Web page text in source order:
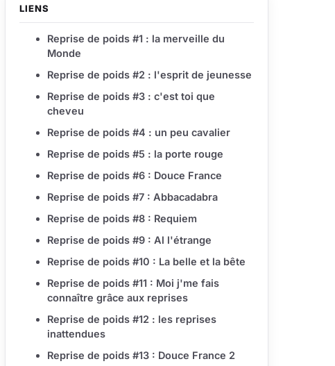
LIENS
Reprise de poids #1 : la merveille du
Monde
Reprise de poids #2 : l'esprit de jeunesse
Reprise de poids #3 : c'est toi que
cheveu
Reprise de poids #4 : un peu cavalier
Reprise de poids #5 : la porte rouge
Reprise de poids #6 : Douce France
Reprise de poids #7 : Abbacadabra
Reprise de poids #8 : Requiem
Reprise de poids #9 : Al l'étrange
Reprise de poids #10 : La belle et la bête
Reprise de poids #11 : Moi j'me fais
connaître grâce aux reprises
Reprise de poids #12 : les reprises
inattendues
Reprise de poids #13 : Douce France 2